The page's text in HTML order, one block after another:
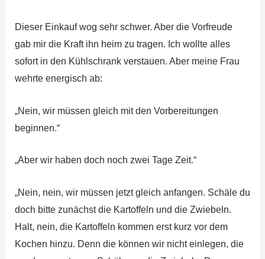
Dieser Einkauf wog sehr schwer. Aber die Vorfreude
gab mir die Kraft ihn heim zu tragen. Ich wollte alles
sofort in den Kühlschrank verstauen. Aber meine Frau
wehrte energisch ab:
„Nein, wir müssen gleich mit den Vorbereitungen
beginnen.“
„Aber wir haben doch noch zwei Tage Zeit.“
„Nein, nein, wir müssen jetzt gleich anfangen. Schäle du
doch bitte zunächst die Kartoffeln und die Zwiebeln.
Halt, nein, die Kartoffeln kommen erst kurz vor dem
Kochen hinzu. Denn die können wir nicht einlegen, die